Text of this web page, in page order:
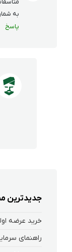
به
پاسخ
جدیدترین
خرید عرضه
راهنمای